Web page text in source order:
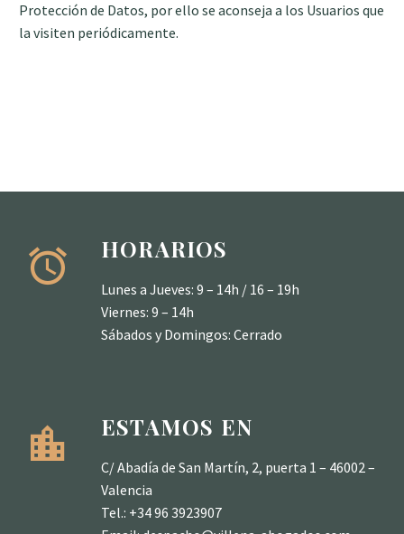
Protección de Datos, por ello se aconseja a los Usuarios que
la visiten periódicamente.
HORARIOS
Lunes a Jueves: 9 – 14h / 16 – 19h
Viernes: 9 – 14h
Sábados y Domingos: Cerrado
ESTAMOS EN
C/ Abadía de San Martín, 2, puerta 1 – 46002 –
Valencia
Tel.: +34 96 3923907